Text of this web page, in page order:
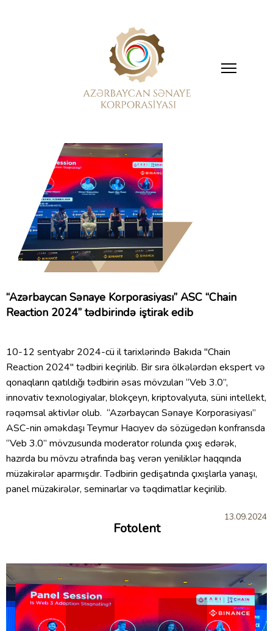
“Azərbaycan Sənaye Korporasiyası” ASC “Chain
Reaction 2024” tədbirində iştirak edib
10-12 sentyabr 2024-cü il tarixlərində Bakıda "Chain
Reaction 2024" tədbiri keçirilib. Bir sıra ölkələrdən ekspert və
qonaqların qatıldığı tədbirin əsas mövzuları “Veb 3.0”,
innovativ texnologiyalar, blokçeyn, kriptovalyuta, süni intellekt,
rəqəmsal aktivlər olub. “Azərbaycan Sənaye Korporasiyası”
ASC-nin əməkdaşı Teymur Hacıyev də sözügedən konfransda
“Veb 3.0” mövzusunda moderator rolunda çıxış edərək,
hazırda bu mövzu ətrafında baş verən yeniliklər haqqında
müzakirələr aparmışdır. Tədbirin gedişatında çıxışlarla yanaşı,
panel müzakirələr, seminarlar və təqdimatlar keçirilib.
13.09.2024
Fotolent